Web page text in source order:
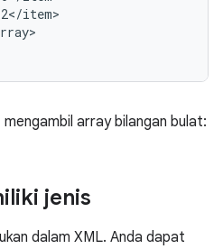
array bilangan bulat:
jenis
dalam XML. Anda dapat